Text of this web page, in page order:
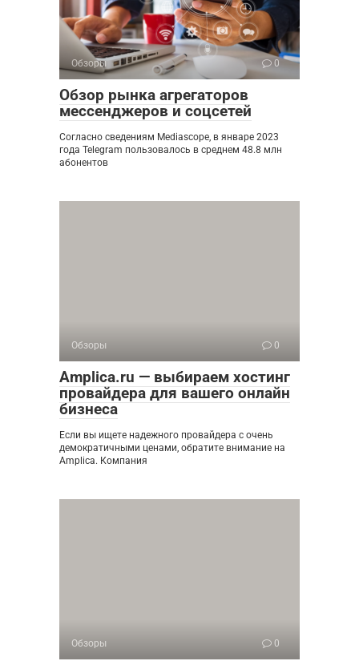
Обзоры 0
Обзор рынка агрегаторов
мессенджеров и соцсетей
Согласно сведениям Mediascope, в январе 2023
года Telegram пользовалось в среднем 48.8 млн
абонентов
Обзоры 0
Amplica.ru — выбираем хостинг
провайдера для вашего онлайн
бизнеса
Если вы ищете надежного провайдера с очень
демократичными ценами, обратите внимание на
Amplica. Компания
Обзоры 0